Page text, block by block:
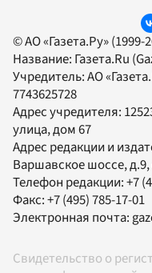
© АО «Газета.Ру»
Название: Газета.Ru
Учредитель:АО
7743625728
Адрес учредителя:
улица, дом 67
Адрес редакции и
Варшавское шоссе, д.9,
Телефон редакции:+7
Факс:+7 (495) 785-17-01
Электронная почта:
Свидетельство о